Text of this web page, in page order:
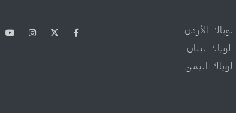
لوياك الأردن
لوياك لبنان
لوياك اليمن